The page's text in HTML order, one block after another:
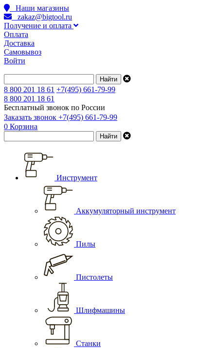
Наши магазины
zakaz@bigtool.ru
Получение и оплата
Оплата
Доставка
Самовывоз
Войти
8 800 201 18 61 +7(495) 661-79-99
8 800 201 18 61
Бесплатный звонок по России
Заказать звонок +7(495) 661-79-99
0 Корзина
Инструмент
Аккумуляторный инструмент
Пилы
Пистолеты
Шлифмашины
Станки